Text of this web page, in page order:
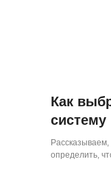
Как
систему
определить,